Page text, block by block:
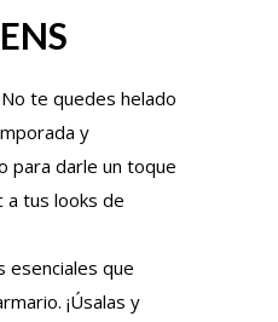
te quedes helado
y
para darle un toque
a tus looks de
esenciales que
¡Úsalas y